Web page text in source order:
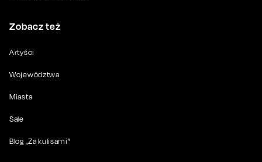
Zobacz też
Artyści
Województwa
Miasta
Sale
Blog „Za kulisami”